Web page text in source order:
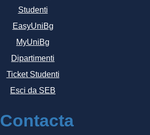
Studenti
EasyUniBg
MyUniBg
Dipartimenti
Ticket Studenti
Esci da SEB
Contacta